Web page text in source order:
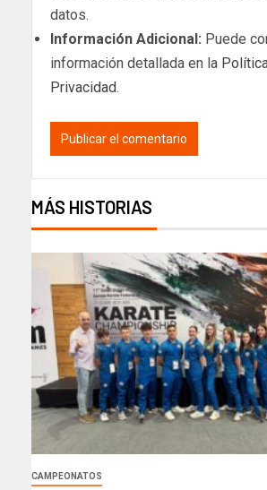
datos.
Información Adicional: Puede
información detallada en la
Privacidad.
MÁS HISTORIAS
CAMPEONATOS